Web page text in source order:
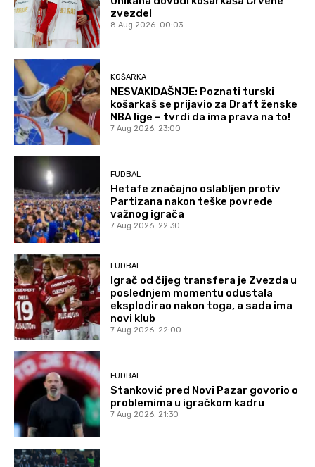
zvezde!
8 Aug 2026. 00:03
KOŠARKA
NESVAKIDAŠNJE: Poznati turski
košarkaš se prijavio za Draft ženske
NBA lige – tvrdi da ima prava na to!
7 Aug 2026. 23:00
FUDBAL
Hetafe značajno oslabljen protiv
Partizana nakon teške povrede
važnog igrača
7 Aug 2026. 22:30
FUDBAL
Igrač od čijeg transfera je Zvezda u
poslednjem momentu odustala
eksplodirao nakon toga, a sada ima
novi klub
7 Aug 2026. 22:00
FUDBAL
Stanković pred Novi Pazar govorio o
problemima u igračkom kadru
7 Aug 2026. 21:30